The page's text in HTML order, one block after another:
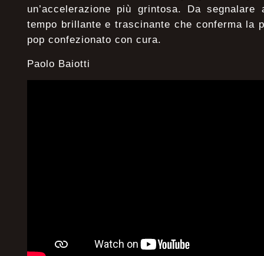
un’accelerazione più grintosa. Da
tempo brillante e trascinante che conferma la
pop confezionato con cura.
Paolo Baiotti